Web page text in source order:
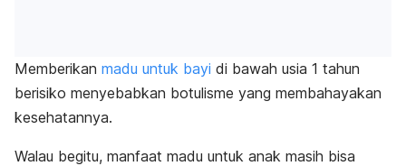
Memberikan madu untuk bayi di bawah usia 1 tahun
berisiko menyebabkan botulisme yang membahayakan
kesehatannya.
Walau begitu, manfaat madu untuk anak masih bisa